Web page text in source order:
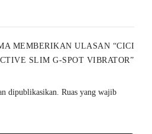
independen untuk lebih banyak
MEMBERIKAN ULASAN “CICI
SLIM G-SPOT VIBRATOR”
dipublikasikan. Ruas yang wajib